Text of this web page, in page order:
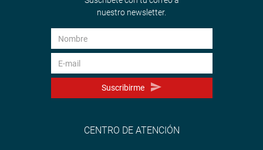
nuestro newsletter.
Suscribirme
CENTRO DE ATENCIÓN